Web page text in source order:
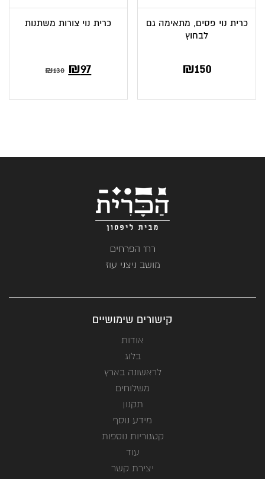
כרית נוי פסים, מתאימה גם
לבחוץ
₪150
כרית נוי צורות משתנות
₪130 המחיר
₪97המחיר
רח' הפרחים
מושב ניצני עוז
קישורים שימושיים
אודות
בלוג
לראשונה בארץ
משלוחים
תקנון
מידע נוסף
קטגוריות נוספות
עוד
יצירת קשר